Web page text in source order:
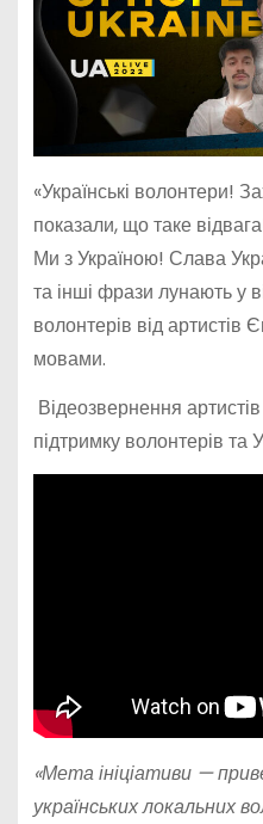
«Українські волонтери!
показали, що таке
Ми з Україною! Слава
та інші фрази лунають у
волонтерів від артистів
мовами.
Відеозвернення
підтримку волонтерів та
«Мета ініціативи —
українських локальних